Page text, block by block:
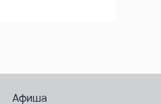
Афиша